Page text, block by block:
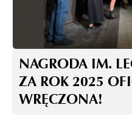
NAGRODA IM.
ZA ROK 2025
WRĘCZONA!